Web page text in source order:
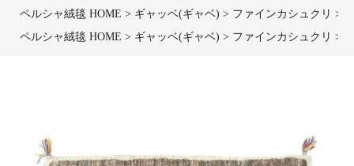
ペルシャ絨毯 HOME
ギャッベ(ギャベ) ファインカシュクリ
ペルシャ絨毯 HOME
ギャッベ(ギャベ) ファインカシュクリ